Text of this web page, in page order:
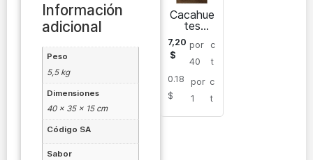
Información
adicional
Peso
5,5 kg
Dimensiones
40 × 35 × 15 cm
Código SA
Sabor
Cacahue
tes
salados
tostado
s
7,20
$
por
40
c
t
0.18
$
por
1
c
t